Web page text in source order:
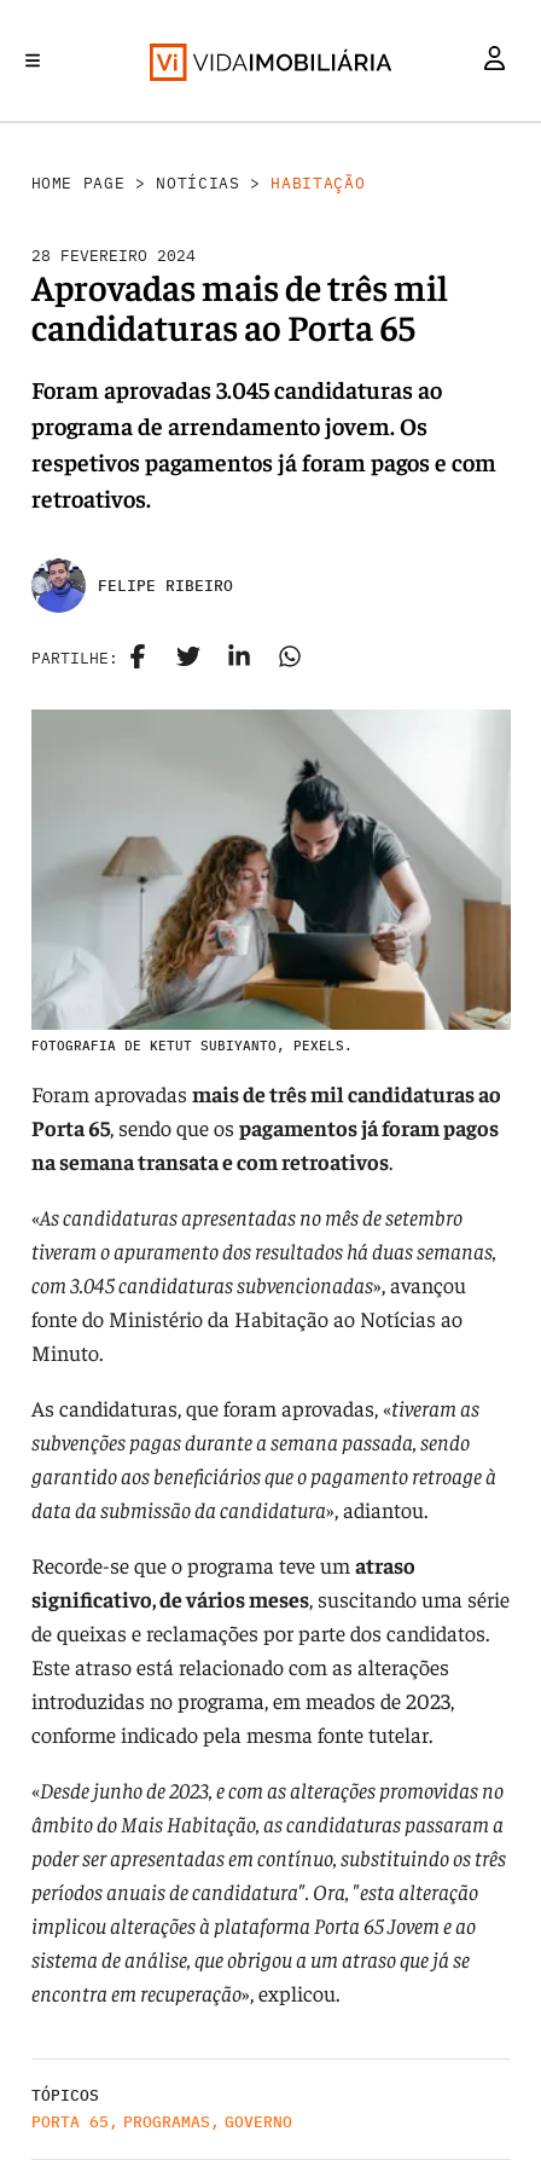
HOME PAGE > NOTÍCIAS > HABITAÇÃO
28 FEVEREIRO 2024
Aprovadas mais de três mil
candidaturas ao Porta 65
Foram aprovadas 3.045 candidaturas ao
programa de arrendamento jovem. Os
respetivos pagamentos já foram pagos e com
retroativos.
FELIPE RIBEIRO
PARTILHE:
FOTOGRAFIA DE KETUT SUBIYANTO, PEXELS.
Foram aprovadas mais de três mil candidaturas ao
Porta 65, sendo que os pagamentos já foram pagos
na semana transata e com retroativos.
«As candidaturas apresentadas no mês de setembro
tiveram o apuramento dos resultados há duas semanas,
com 3.045 candidaturas subvencionadas», avançou
fonte do Ministério da Habitação ao Notícias ao
Minuto.
As candidaturas, que foram aprovadas, «tiveram as
subvenções pagas durante a semana passada, sendo
garantido aos beneficiários que o pagamento retroage à
data da submissão da candidatura», adiantou.
Recorde-se que o programa teve um atraso
significativo, de vários meses, suscitando uma série
de queixas e reclamações por parte dos candidatos.
Este atraso está relacionado com as alterações
introduzidas no programa, em meados de 2023,
conforme indicado pela mesma fonte tutelar.
«Desde junho de 2023, e com as alterações promovidas no
âmbito do Mais Habitação, as candidaturas passaram a
poder ser apresentadas em contínuo, substituindo os três
períodos anuais de candidatura". Ora, "esta alteração
implicou alterações à plataforma Porta 65 Jovem e ao
sistema de análise, que obrigou a um atraso que já se
encontra em recuperação», explicou.
TÓPICOS
PORTA 65 , PROGRAMAS , GOVERNO